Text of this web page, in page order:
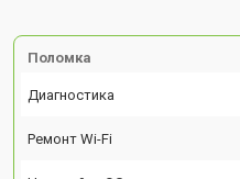
Поломка
Диагностика
Ремонт Wi-Fi